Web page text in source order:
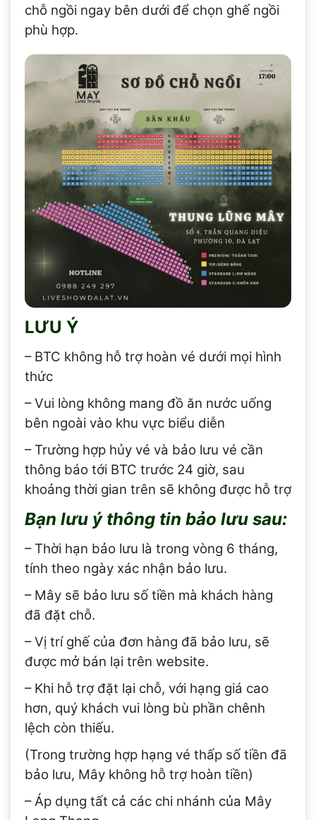
chỗ ngồi ngay bên dưới để chọn ghế ngồi
phù hợp.
LƯU Ý
– BTC không hỗ trợ hoàn vé dưới mọi hình
thức
– Vui lòng không mang đồ ăn nước uống
bên ngoài vào khu vực biểu diễn
– Trường hợp hủy vé và bảo lưu vé cần
thông báo tới BTC trước 24 giờ, sau
khoảng thời gian trên sẽ không được hỗ trợ
Bạn lưu ý thông tin bảo lưu sau:
– Thời hạn bảo lưu là trong vòng 6 tháng,
tính theo ngày xác nhận bảo lưu.
– Mây sẽ bảo lưu số tiền mà khách hàng
đã đặt chỗ.
– Vị trí ghế của đơn hàng đã bảo lưu, sẽ
được mở bán lại trên website.
– Khi hỗ trợ đặt lại chỗ, với hạng giá cao
hơn, quý khách vui lòng bù phần chênh
lệch còn thiếu.
(Trong trường hợp hạng vé thấp số tiền đã
bảo lưu, Mây không hỗ trợ hoàn tiền)
– Áp dụng tất cả các chi nhánh của Mây